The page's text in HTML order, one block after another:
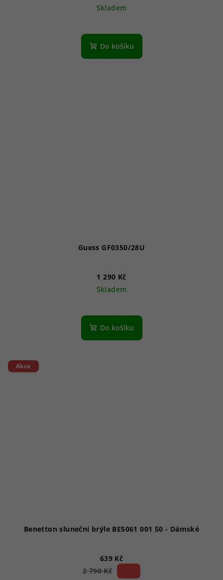
Skladem
Do košíku
Guess GF0350/28U
1 290 Kč
Skladem
Do košíku
Akce
Benetton sluneční brýle BE5061 001 50 - Dámské
639 Kč
2 790 Kč